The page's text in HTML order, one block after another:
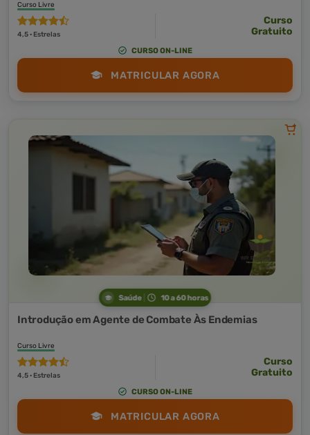
Curso Livre
4,5 · Estrelas
Curso
Gratuito
CURSO ON-LINE
MATRICULAR AGORA
Saúde 10 a 60 horas
Introdução em Agente de Combate Às Endemias
Curso Livre
4,5 · Estrelas
Curso
Gratuito
CURSO ON-LINE
MATRICULAR AGORA